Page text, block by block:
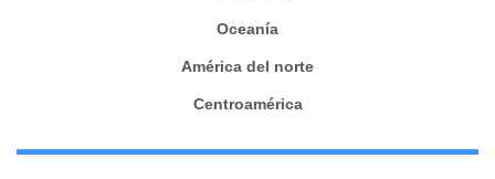
Oceanía
América del norte
Centroamérica